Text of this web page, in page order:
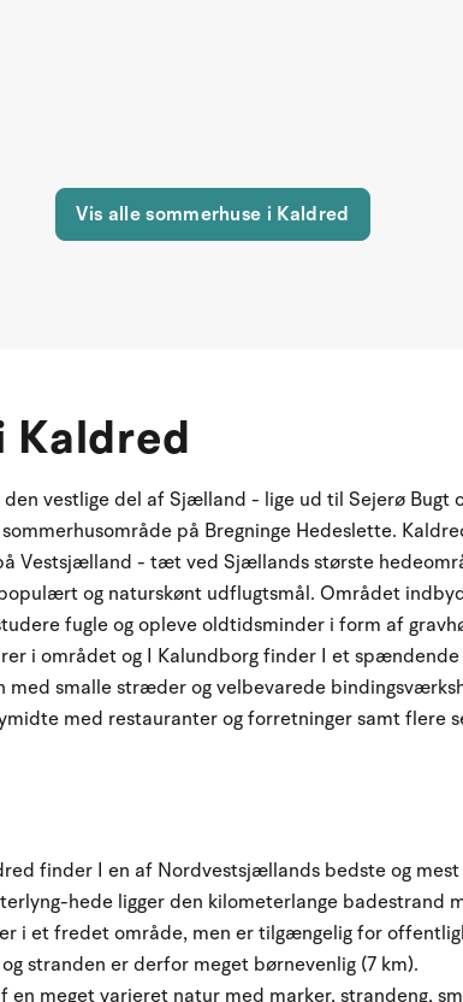
Vis alle sommerhuse i Kaldred
Kaldred
vestlige del af Sjælland - lige ud til Sejerø Bugt
på Bregninge Hedeslette.
Vestsjælland - tæt ved Sjællands største
og naturskønt udflugtsmål. Området
fugle og opleve oldtidsminder i form af
i området og I Kalundborg finder I et spændende
smalle stræder og velbevarede
med restauranter og forretninger samt flere
finder I en af Nordvestsjællands bedste og
hede ligger den kilometerlange badestrand
i et fredet område, men er tilgængelig for
stranden er derfor meget børnevenlig (7 km).
en meget varieret natur med marker, strandeng,